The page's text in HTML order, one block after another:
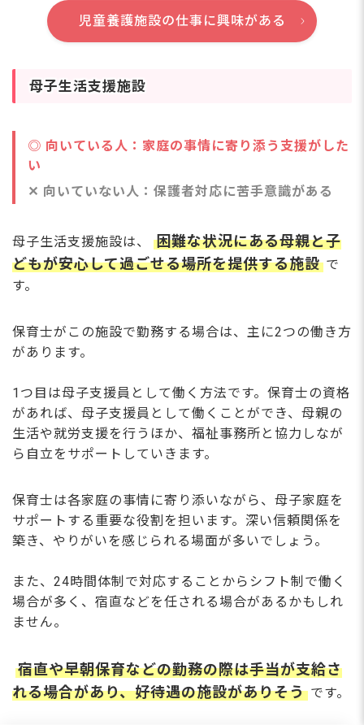
児童養護施設の仕事に興味がある
母子生活支援施設
◎ 向いている人：家庭の事情に寄り添う支援がした
い
✕ 向いていない人：保護者対応に苦手意識がある
母子生活支援施設は、
困難な状況にある母親と子
どもが安心して過ごせる場所を提供する施設 で
す。
保育士がこの施設で勤務する場合は、主に2つの働き方
があります。
1つ目は母子支援員として働く方法です。保育士の資格
があれば、母子支援員として働くことができ、母親の
生活や就労支援を行うほか、福祉事務所と協力しなが
ら自立をサポートしていきます。
保育士は各家庭の事情に寄り添いながら、母子家庭を
サポートする重要な役割を担います。深い信頼関係を
築き、やりがいを感じられる場面が多いでしょう。
また、24時間体制で対応することからシフト制で働く
場合が多く、宿直などを任される場合があるかもしれ
ません。
宿直や早朝保育などの勤務の際は手当が支給さ
れる場合があり、好待遇の施設がありそう です。